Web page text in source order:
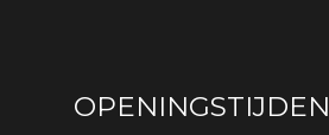
OPENINGSTIJDEN